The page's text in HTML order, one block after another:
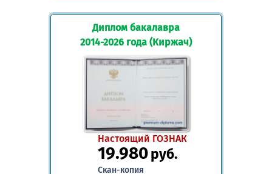
Диплом бакалавра
2014-2026 года (Киржач)
Настоящий ГОЗНАК
19.980руб.
Скан-копия